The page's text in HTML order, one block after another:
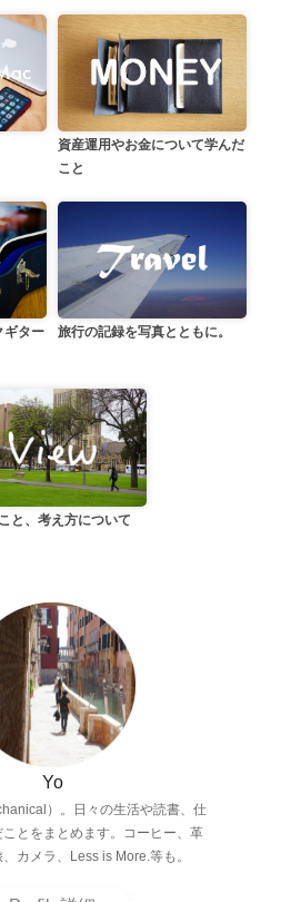
資産運用やお金について学んだ
こと
ギター
旅行の記録を写真とともに。
と、考え方について
Yo
）。日々の生活や読書、仕
とをまとめます。コーヒー、革
カメラ、Less is More.等も。